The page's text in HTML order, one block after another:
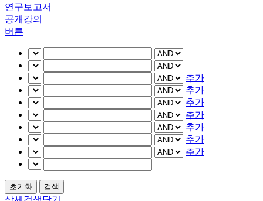
연구보고서
공개강의
버튼
추가
추가
추가
추가
추가
추가
추가